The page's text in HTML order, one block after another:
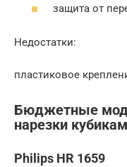
защита от
Недостатки:
пластиковое
Бюджетные
нарезки
Philips HR 1659